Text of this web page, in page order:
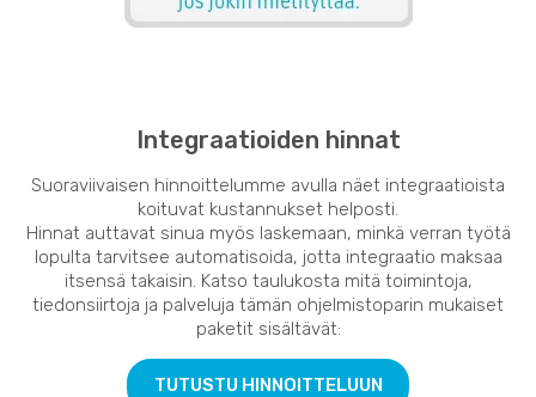
Integraatioiden hinnat
Suoraviivaisen hinnoittelumme avulla näet integraatioista
koituvat kustannukset helposti.
Hinnat auttavat sinua myös laskemaan, minkä verran työtä
lopulta tarvitsee automatisoida, jotta integraatio maksaa
itsensä takaisin. Katso taulukosta mitä toimintoja,
tiedonsiirtoja ja palveluja tämän ohjelmistoparin mukaiset
paketit sisältävät:
TUTUSTU HINNOITTELUUN